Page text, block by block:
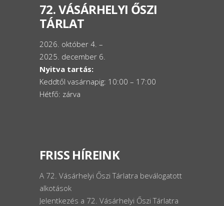
72. VÁSÁRHELYI ŐSZI
TÁRLAT
2026. október 4. –
2025. december 6.
Nyitva tartás:
Keddtől vasárnapig: 10:00 – 17:00
Hétfő: zárva
FRISS HÍREINK
A 72. Vásárhelyi Őszi Tárlatra beválogatott
alkotások
Jelentkezés a 72. Vásárhelyi Őszi Tárlatra